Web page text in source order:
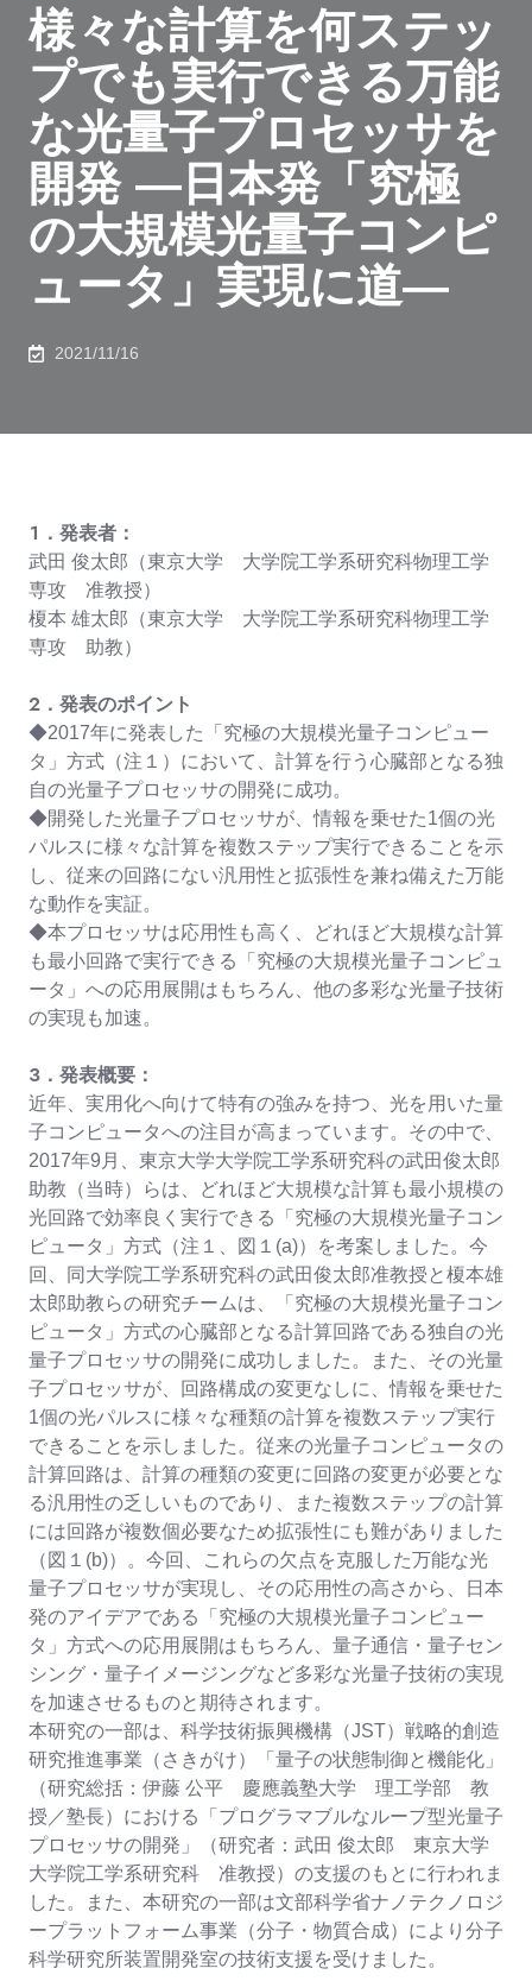
様々な計算を何ステッ
プでも実行できる万能
な光量子プロセッサを
開発 ―日本発「究極
の大規模光量子コンピ
ュータ」実現に道―
2021/11/16
１．発表者：
武田 俊太郎（東京大学 大学院工学系研究科物理工学
専攻 准教授）
榎本 雄太郎（東京大学 大学院工学系研究科物理工学
専攻 助教）
２．発表のポイント
◆2017年に発表した「究極の大規模光量子コンピュー
タ」方式（注１）において、計算を行う心臓部となる独
自の光量子プロセッサの開発に成功。
◆開発した光量子プロセッサが、情報を乗せた1個の光
パルスに様々な計算を複数ステップ実行できることを示
し、従来の回路にない汎用性と拡張性を兼ね備えた万能
な動作を実証。
◆本プロセッサは応用性も高く、どれほど大規模な計算
も最小回路で実行できる「究極の大規模光量子コンピュ
ータ」への応用展開はもちろん、他の多彩な光量子技術
の実現も加速。
３．発表概要：
近年、実用化へ向けて特有の強みを持つ、光を用いた量
子コンピュータへの注目が高まっています。その中で、
2017年9月、東京大学大学院工学系研究科の武田俊太郎
助教（当時）らは、どれほど大規模な計算も最小規模の
光回路で効率良く実行できる「究極の大規模光量子コン
ピュータ」方式（注１、図１(a)）を考案しました。今
回、同大学院工学系研究科の武田俊太郎准教授と榎本雄
太郎助教らの研究チームは、「究極の大規模光量子コン
ピュータ」方式の心臓部となる計算回路である独自の光
量子プロセッサの開発に成功しました。また、その光量
子プロセッサが、回路構成の変更なしに、情報を乗せた
1個の光パルスに様々な種類の計算を複数ステップ実行
できることを示しました。従来の光量子コンピュータの
計算回路は、計算の種類の変更に回路の変更が必要とな
る汎用性の乏しいものであり、また複数ステップの計算
には回路が複数個必要なため拡張性にも難がありました
（図１(b)）。今回、これらの欠点を克服した万能な光
量子プロセッサが実現し、その応用性の高さから、日本
発のアイデアである「究極の大規模光量子コンピュー
タ」方式への応用展開はもちろん、量子通信・量子セン
シング・量子イメージングなど多彩な光量子技術の実現
を加速させるものと期待されます。
本研究の一部は、科学技術振興機構（JST）戦略的創造
研究推進事業（さきがけ）「量子の状態制御と機能化」
（研究総括：伊藤 公平 慶應義塾大学 理工学部 教
授／塾長）における「プログラマブルなループ型光量子
プロセッサの開発」（研究者：武田 俊太郎 東京大学
大学院工学系研究科 准教授）の支援のもとに行われま
した。また、本研究の一部は文部科学省ナノテクノロジ
ープラットフォーム事業（分子・物質合成）により分子
科学研究所装置開発室の技術支援を受けました。